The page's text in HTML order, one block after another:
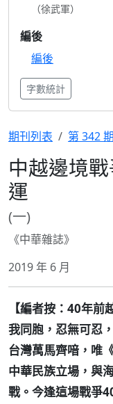
（徐武軍）
編後
編後
字數統計
期刊列表 第 342 期
中越邊境
運
(一)
《中華雜誌》
2019 年 6 月
【編者按：40年
我同胞，忍無可忍
台灣萬馬齊喑，唯
中華民族立場，與
戰。今逢這場戰爭